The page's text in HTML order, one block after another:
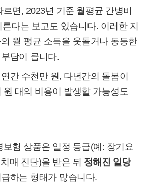
면, 2023년 기준 월평균 간병비
다는 보고도 있습니다. 이러한 지
월 평균 소득을 웃돌거나 동등한
담이 큽니다.
간 수천만 원, 다년간의 돌봄이
원 대의 비용이 발생할 가능성도
보험 상품은 일정 등급(예: 장기요
매 진단)을 받은 뒤 정해진 일당
하는 형태가 많습니다.